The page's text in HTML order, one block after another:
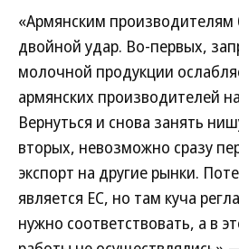
«Армянским производителям
двойной удар. Во-первых,
молочной продукции
армянских производителей
Вернуться и снова занять
вторых, невозможно сразу
экспорт на другие рынки.
является ЕС, но там куча
нужно соответствовать, а в